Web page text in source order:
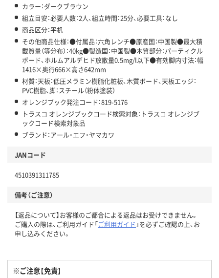
カラー：ダークブラウン
組立目安：必要人数：2人、組立時間：25分、必要工具：なし
商品区分：平机
その他商品仕様：●付属品：六角レンチ●原産国：中国製●最大積
載質量（等分布）：40kg●製造国：中国製●木質部分：パーティクル
ボード、ホルムアルデヒド放散量0.5mg/l以下●有効脚内寸法：幅
1416×奥行666×高さ642mm
材質：天板：低圧メラミン樹脂化粧板、木質ボード、天板エッジ：
PVC樹脂、脚：スチール（粉体塗装）
オレンジブック発注コード：819-5176
トラスコ オレンジブックコード検索対象：トラスコ オレンジブ
ックコード検索対象品
ブランド：アール・エフ・ヤマカワ
JANコード
4510391311785
備考（ご注意）
【返品について】お客様のご都合による返品はお受けできません。
ご購入の際は、ご利用ガイド「ご利用ガイド 」を必ずご確認の上、お
申し込みください。
※ご注意【免責】